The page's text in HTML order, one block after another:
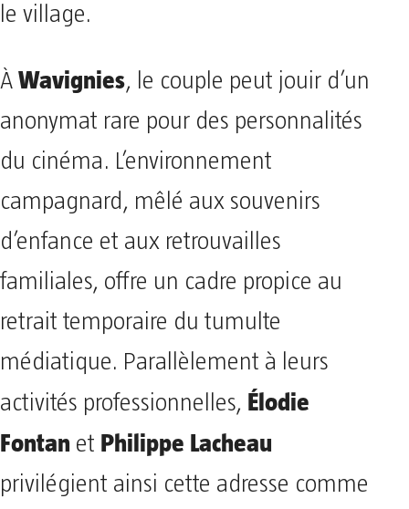
le village.
À Wavignies, le couple peut jouir d’un
anonymat rare pour des personnalités
du cinéma. L’environnement
campagnard, mêlé aux souvenirs
d’enfance et aux retrouvailles
familiales, offre un cadre propice au
retrait temporaire du tumulte
médiatique. Parallèlement à leurs
activités professionnelles, Élodie
Fontan et Philippe Lacheau
privilégient ainsi cette adresse comme